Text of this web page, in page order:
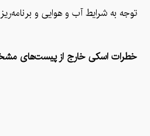
توجه به شرایط آب و هوایی و
خطرات اسکی خارج از پیست‌های